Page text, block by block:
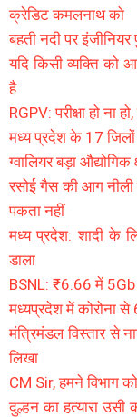
क्रेडिट कमलनाथ को
बहती नदी पर
यदि किसी व्यक्ति को
है
RGPV: परीक्षा हो ना
मध्य प्रदेश के 17 जिलों
ग्वालियर बड़ा औद्योगिक
रसोई गैस की आग नीली
पकता नहीं
मध्य प्रदेश: शादी के
डाला
BSNL: ₹6.66 में
मध्यप्रदेश में कोरोना
मंत्रिमंडल विस्तार से
लिखा
CM Sir, हमने विभाग
दुल्हन का हत्यारा उसी